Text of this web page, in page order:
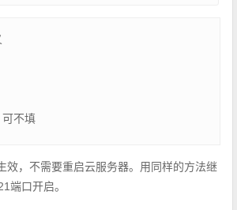
不填
效，不需要重启云服务器。用同样的方法继
端口开启。